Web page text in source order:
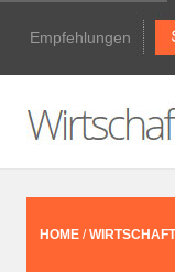
Empfehlungen
HOME /